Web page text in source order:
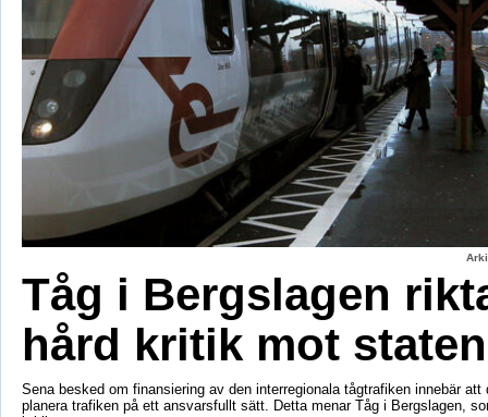
Tåg i Bergslagen
hård kritik mot staten
Sena besked om finansiering av den interregionala tågtrafiken innebär att
planera trafiken på ett ansvarsfullt sätt. Detta menar Tåg i Bergslagen,